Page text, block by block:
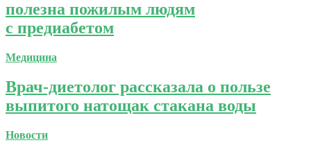
полезна пожилым людям
с предиабетом
Медицина
Врач-диетолог рассказала о пользе
выпитого натощак стакана воды
Новости